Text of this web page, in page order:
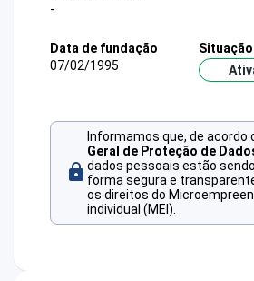
-
Data de fundação
07/02/1995
Informamos que, de acordo
Geral de Proteção de
dados pessoais estão
forma segura e
os direitos do
individual (MEI).